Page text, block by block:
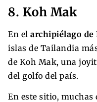
8. Koh Mak
En el archipiélago de
islas de Tailandia
de Koh Mak, una
del golfo del país.
En este sitio,